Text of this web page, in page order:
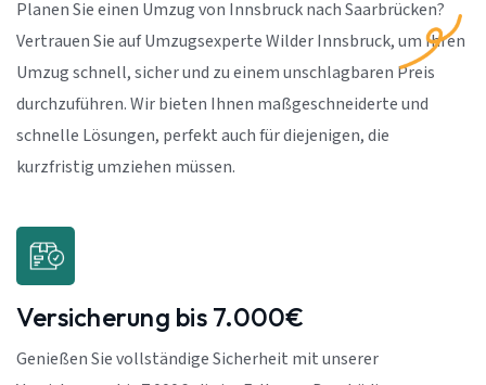
Planen Sie einen Umzug von Innsbruck nach Saarbrücken?
Vertrauen Sie auf Umzugsexperte Wilder Innsbruck, um Ihren
Umzug schnell, sicher und zu einem unschlagbaren Preis
durchzuführen. Wir bieten Ihnen maßgeschneiderte und
schnelle Lösungen, perfekt auch für diejenigen, die
kurzfristig umziehen müssen.
Versicherung bis 7.000€
Genießen Sie vollständige Sicherheit mit unserer